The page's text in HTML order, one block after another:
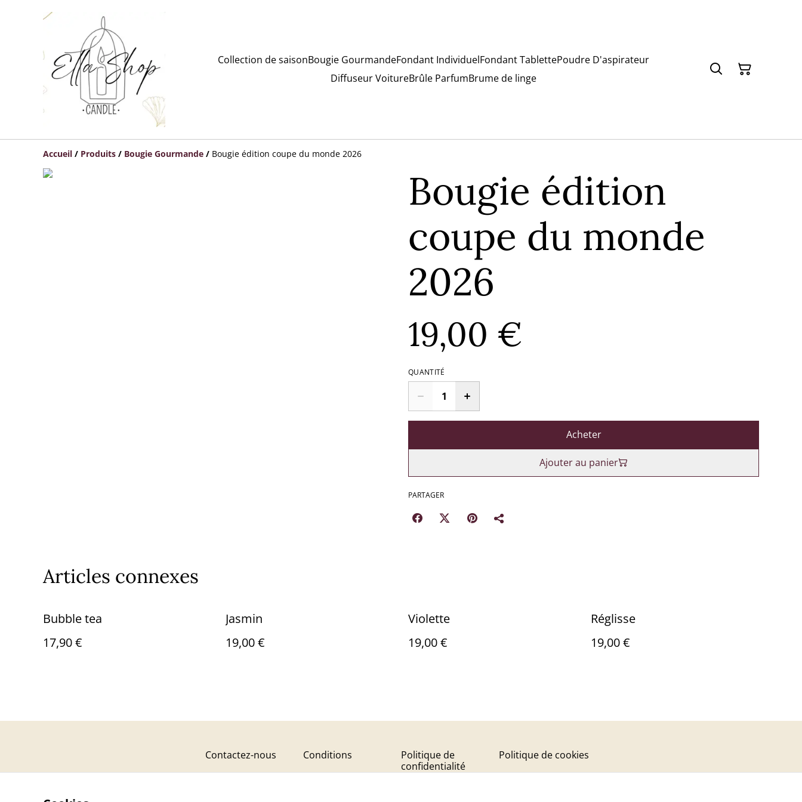
Collection de saisonBougie GourmandeFondant IndividuelFondant TablettePoudre D'aspirateur
Diffuseur VoitureBrûle ParfumBrume de linge
Accueil / Produits / Bougie Gourmande / Bougie édition coupe du monde 2026
Bougie édition
coupe du monde
2026
19,00 €
QUANTITÉ
Acheter
Ajouter au panier
PARTAGER
Articles connexes
Bubble tea
17,90 €
Jasmin
19,00 €
Violette
19,00 €
Réglisse
19,00 €
Contactez-nous Conditions
Politique de
confidentialité
Politique de cookies